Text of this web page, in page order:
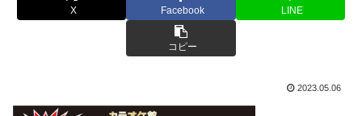
X Facebook LINE
コピー
2023.05.06